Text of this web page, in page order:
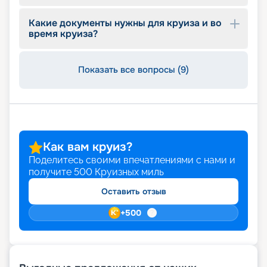
отплытия, покинув его за 90 минут до нового
рейса. Этот сервис также предоставляет
удивит своих гостей площадью почти 2000
стеклодувов. На этой зеленой лужайке
шезлонги, зато здесь могут играть в крокет или в
бочче, наслаждаться чтением книги, просто
отдыхать или шагать босиком по свежей траве.
Газон на лайнере обновляется каждый год, что
подчеркивает его ухоженность и красоту.
Купить путевку на сайте
«Круиз.онлайн»
Какие документы нужны для круиза и во
время круиза?
Показать все вопросы (9)
Как вам круиз?
Поделитесь своими впечатлениями с нами и
получите 500 Круизных миль
Оставить отзыв
+500